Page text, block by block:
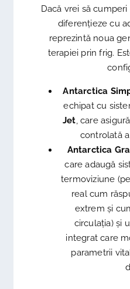
Dacă vrei să
diferențieze cu
reprezintă noua
terapiei prin frig.
Antarctica
echipat cu
Jet, care
controlată
Antarctica
care adaugă
termoviziune
real cum
extrem și
circulația) și
integrat care
parametrii